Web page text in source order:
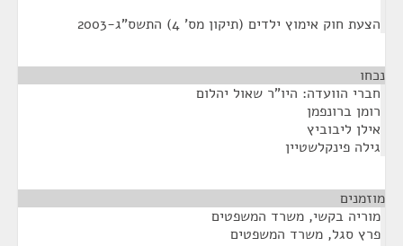
הצעת חוק אימוץ ילדים (תיקון מס' 4) התשס"ג-2003
נכחו
חברי הוועדה: היו"ר שאול יהלום
רומן ברונפמן
אילן ליבוביץ
גילה פינקלשטיין
מוזמנים
מוריה בקשי, משרד המשפטים
פרץ סגל, משרד המשפטים